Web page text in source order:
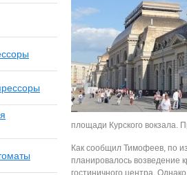
площади Курского вокзала.
Как сообщил Тимофеев, по
планировалось возведение
гостиничного центра.